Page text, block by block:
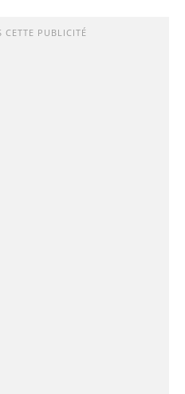
CETTE PUBLICITÉ